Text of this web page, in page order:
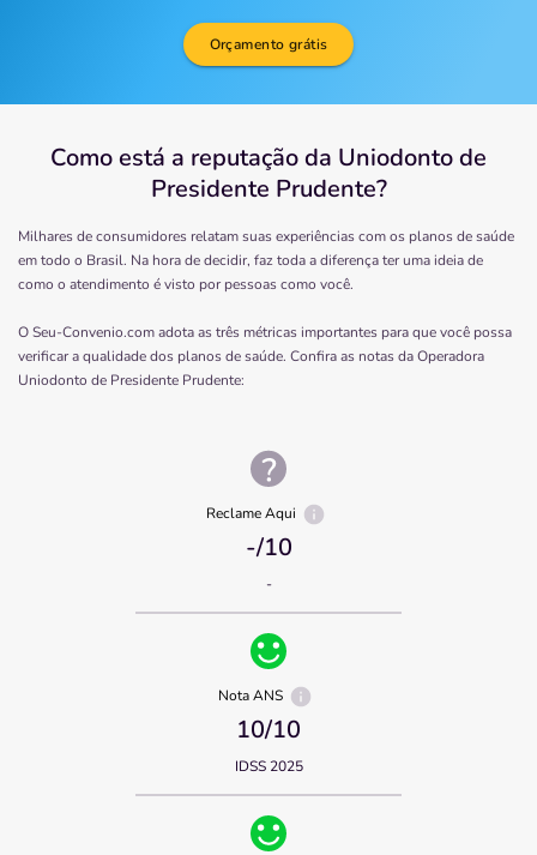
Orçamento grátis
Como está a reputação da Uniodonto de
Presidente Prudente?
Milhares de consumidores relatam suas experiências com os planos de saúde
em todo o Brasil. Na hora de decidir, faz toda a diferença ter uma ideia de
como o atendimento é visto por pessoas como você.
O Seu-Convenio.com adota as três métricas importantes para que você possa
verificar a qualidade dos planos de saúde. Confira as notas da Operadora
Uniodonto de Presidente Prudente:
Reclame Aqui
-/10
-
Nota ANS
10/10
IDSS 2025